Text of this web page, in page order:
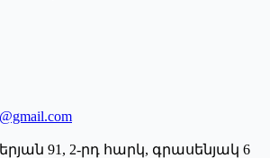
91, 2-րդ հարկ, գրասենյակ 6